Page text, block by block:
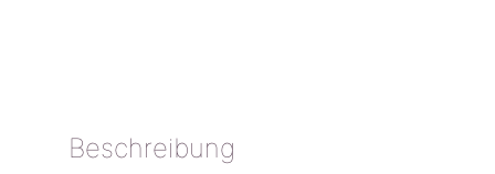
Beschreibung